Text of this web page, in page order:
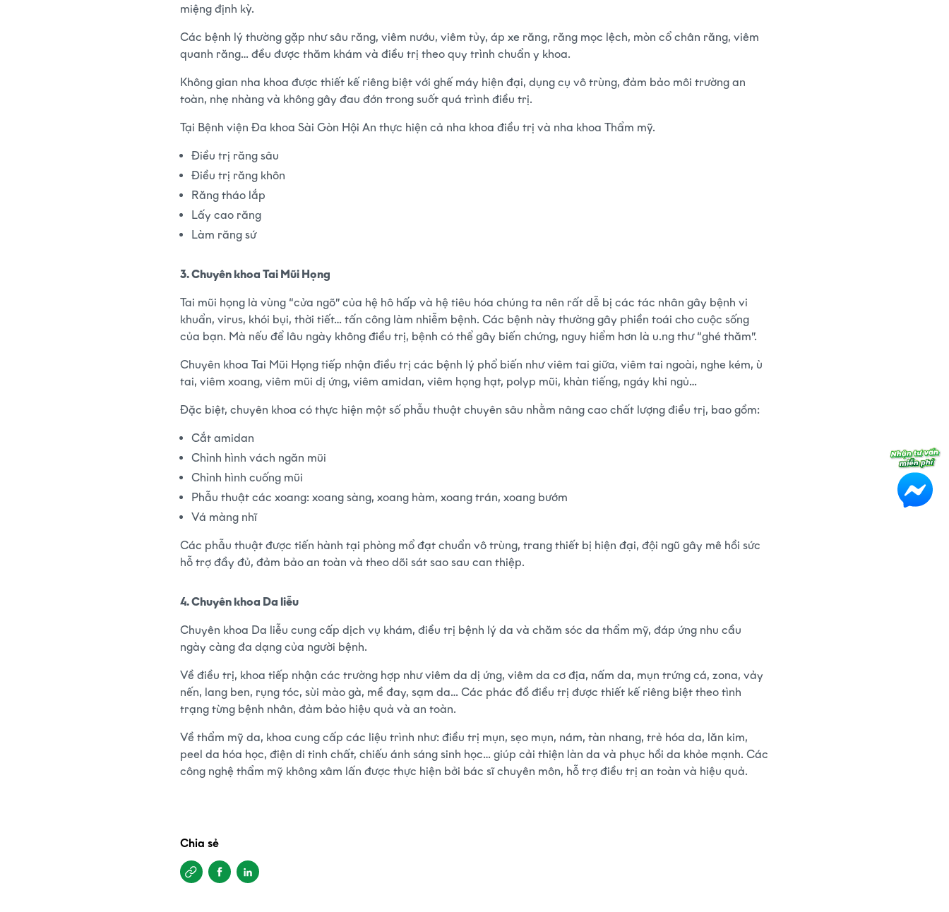
miệng định kỳ.
Các bệnh lý thường gặp như sâu răng, viêm nướu, viêm tủy, áp xe răng, răng mọc lệch, mòn cổ chân răng, viêm
quanh răng… đều được thăm khám và điều trị theo quy trình chuẩn y khoa.
Không gian nha khoa được thiết kế riêng biệt với ghế máy hiện đại, dụng cụ vô trùng, đảm bảo môi trường an
toàn, nhẹ nhàng và không gây đau đớn trong suốt quá trình điều trị.
Tại Bệnh viện Đa khoa Sài Gòn Hội An thực hiện cả nha khoa điều trị và nha khoa Thẩm mỹ.
Điều trị răng sâu
Điều trị răng khôn
Răng tháo lắp
Lấy cao răng
Làm răng sứ
3. Chuyên khoa Tai Mũi Họng
Tai mũi họng là vùng “cửa ngõ” của hệ hô hấp và hệ tiêu hóa chúng ta nên rất dễ bị các tác nhân gây bệnh vi
khuẩn, virus, khói bụi, thời tiết… tấn công làm nhiễm bệnh. Các bệnh này thường gây phiền toái cho cuộc sống
của bạn. Mà nếu để lâu ngày không điều trị, bệnh có thể gây biến chứng, nguy hiểm hơn là u.ng thư “ghé thăm”.
Chuyên khoa Tai Mũi Họng tiếp nhận điều trị các bệnh lý phổ biến như viêm tai giữa, viêm tai ngoài, nghe kém, ù
tai, viêm xoang, viêm mũi dị ứng, viêm amidan, viêm họng hạt, polyp mũi, khàn tiếng, ngáy khi ngủ…
Đặc biệt, chuyên khoa có thực hiện một số phẫu thuật chuyên sâu nhằm nâng cao chất lượng điều trị, bao gồm:
Cắt amidan
Chỉnh hình vách ngăn mũi
Chỉnh hình cuống mũi
Phẫu thuật các xoang: xoang sàng, xoang hàm, xoang trán, xoang bướm
Vá màng nhĩ
Các phẫu thuật được tiến hành tại phòng mổ đạt chuẩn vô trùng, trang thiết bị hiện đại, đội ngũ gây mê hồi sức
hỗ trợ đầy đủ, đảm bảo an toàn và theo dõi sát sao sau can thiệp.
4. Chuyên khoa Da liễu
Chuyên khoa Da liễu cung cấp dịch vụ khám, điều trị bệnh lý da và chăm sóc da thẩm mỹ, đáp ứng nhu cầu
ngày càng đa dạng của người bệnh.
Về điều trị, khoa tiếp nhận các trường hợp như viêm da dị ứng, viêm da cơ địa, nấm da, mụn trứng cá, zona, vảy
nến, lang ben, rụng tóc, sùi mào gà, mề đay, sạm da… Các phác đồ điều trị được thiết kế riêng biệt theo tình
trạng từng bệnh nhân, đảm bảo hiệu quả và an toàn.
Về thẩm mỹ da, khoa cung cấp các liệu trình như: điều trị mụn, sẹo mụn, nám, tàn nhang, trẻ hóa da, lăn kim,
peel da hóa học, điện di tinh chất, chiếu ánh sáng sinh học… giúp cải thiện làn da và phục hồi da khỏe mạnh. Các
công nghệ thẩm mỹ không xâm lấn được thực hiện bởi bác sĩ chuyên môn, hỗ trợ điều trị an toàn và hiệu quả.
Chia sẻ